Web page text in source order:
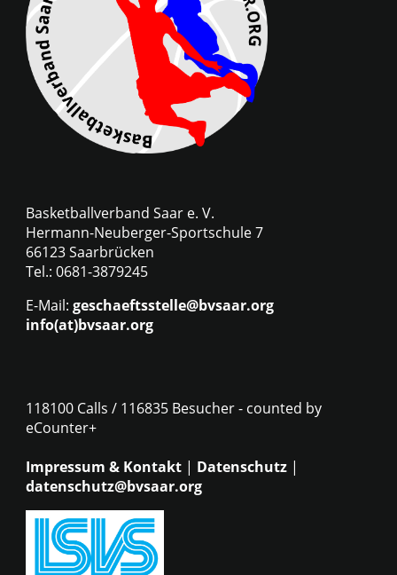
Basketballverband Saar e. V.
Hermann-Neuberger-Sportschule 7
66123 Saarbrücken
Tel.: 0681-3879245
E-Mail: geschaeftsstelle@bvsaar.org
info(at)bvsaar.org
118100 Calls / 116835 Besucher - counted by
eCounter+
Impressum & Kontakt | Datenschutz |
datenschutz@bvsaar.org